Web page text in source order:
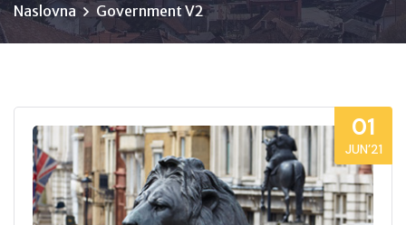
Naslovna Government V2
01
JUN’21